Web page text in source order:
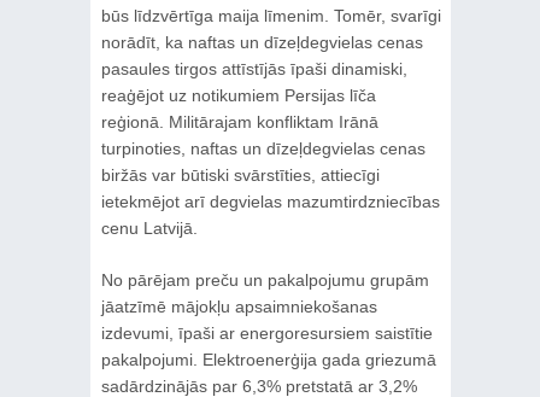
būs līdzvērtīga maija līmenim. Tomēr, svarīgi
norādīt, ka naftas un dīzeļdegvielas cenas
pasaules tirgos attīstījās īpaši dinamiski,
reaģējot uz notikumiem Persijas līča
reģionā. Militārajam konfliktam Irānā
turpinoties, naftas un dīzeļdegvielas cenas
biržās var būtiski svārstīties, attiecīgi
ietekmējot arī degvielas mazumtirdzniecības
cenu Latvijā.
No pārējam preču un pakalpojumu grupām
jāatzīmē mājokļu apsaimniekošanas
izdevumi, īpaši ar energoresursiem saistītie
pakalpojumi. Elektroenerģija gada griezumā
sadārdzinājās par 6,3% pretstatā ar 3,2%